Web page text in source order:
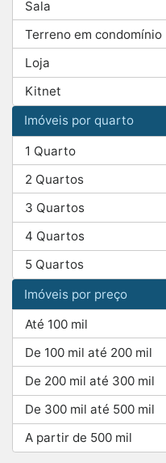
Sala
Terreno em condomínio
Loja
Kitnet
Imóveis por quarto
1 Quarto
2 Quartos
3 Quartos
4 Quartos
5 Quartos
Imóveis por preço
Até 100 mil
De 100 mil até 200 mil
De 200 mil até 300 mil
De 300 mil até 500 mil
A partir de 500 mil